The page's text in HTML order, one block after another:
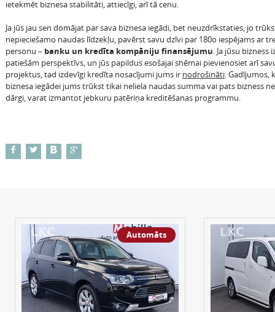
ietekmēt biznesa stabilitāti, attiecīgi, arī tā cenu.
Ja jūs jau sen domājat par sava biznesa iegādi, bet neuzdrīkstaties, jo
nepieciešamo naudas līdzekļu, pavērst savu dzīvi par 180o iespējams ar
personu – banku un kredīta kompāniju finansējumu . Ja jūsu bizness
patiešām perspektīvs, un jūs papildus esošajai shēmai pievienosiet arī
projektus, tad izdevīgi kredīta nosacījumi jums ir nodrošināti . Gadījumos,
biznesa iegādei jums trūkst tikai neliela naudas summa vai pats bizness
dārgi, varat izmantot jebkuru patēriņa kreditēšanas programmu.
Automāts